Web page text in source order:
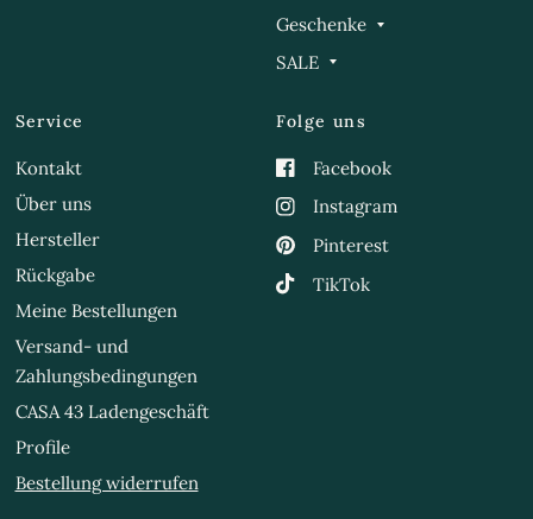
Geschenke
SALE
Service
Kontakt
Über uns
Hersteller
Rückgabe
Meine Bestellungen
Versand- und
Zahlungsbedingungen
CASA 43 Ladengeschäft
Profile
Bestellung widerrufen
Folge uns
Facebook
Instagram
Pinterest
TikTok